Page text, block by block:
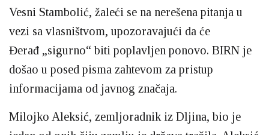
Vesni Stambolić, žaleći se na nerešena pitanja u
vezi sa vlasništvom, upozoravajući da će
Đerađ „sigurno“ biti poplavljen ponovo. BIRN je
došao u posed pisma zahtevom za pristup
informacijama od javnog značaja.
Milojko Aleksić, zemljoradnik iz Dljina, bio je